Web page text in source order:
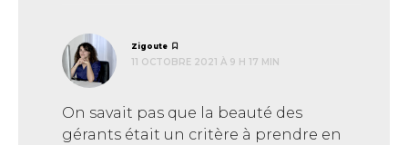
Zigoute
11 OCTOBRE 2021 À 9 H 17 MIN
On savait pas que la beauté des
gérants était un critère à prendre en